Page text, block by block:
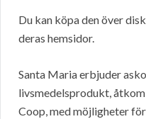
Du kan köpa den över
deras hemsidor.
Santa Maria erbjuder
livsmedelsprodukt,
Coop, med möjligheter